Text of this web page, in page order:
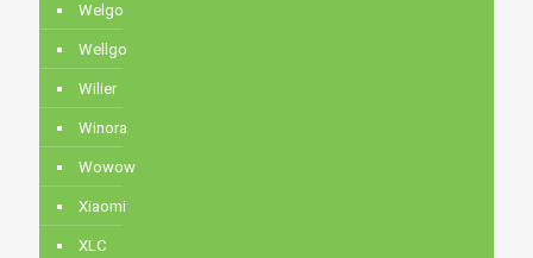
Welgo
Wellgo
Wilier
Winora
Wowow
Xiaomi
XLC